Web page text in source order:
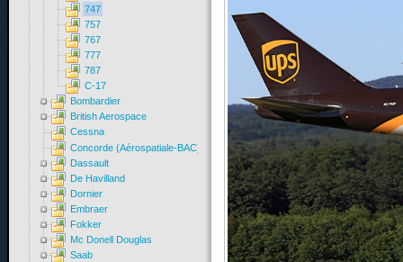
747
757
767
777
787
C-17
Bombardier
British Aerospace
Cessna
Concorde (Aérospatiale-BAC)
Dassault
De Havilland
Dornier
Embraer
Fokker
Mc Donell Douglas
Saab